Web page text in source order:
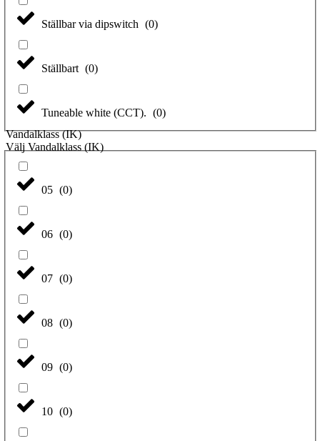
Ställbar via dipswitch (0)
Ställbart (0)
Tuneable white (CCT). (0)
Vandalklass (IK)
Välj Vandalklass (IK)
05 (0)
06 (0)
07 (0)
08 (0)
09 (0)
10 (0)